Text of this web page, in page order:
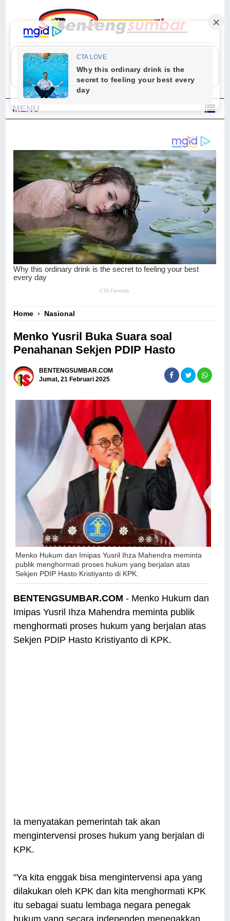
"Sesungguhnya Allah dan para malaikat-Nya berselawat untuk Nabi.
Wahai orang-orang yang beriman, berselawatlah kamu untuk Nabi dan
ucapkanlah salam dengan penuh penghormatan kepadanya." (Qs. Al
Ahzab Ayat 56)
MENU
Home › Nasional
Menko Yusril Buka Suara soal
Penahanan Sekjen PDIP Hasto
BENTENGSUMBAR.COM
Jumat, 21 Februari 2025
Menko Hukum dan Imipas Yusril Ihza Mahendra meminta
publik menghormati proses hukum yang berjalan atas
Sekjen PDIP Hasto Kristiyanto di KPK.
BENTENGSUMBAR.COM - Menko Hukum dan
Imipas Yusril Ihza Mahendra meminta publik
menghormati proses hukum yang berjalan atas
Sekjen PDIP Hasto Kristiyanto di KPK.
Ia menyatakan pemerintah tak akan
mengintervensi proses hukum yang berjalan di
KPK.
"Ya kita enggak bisa mengintervensi apa yang
dilakukan oleh KPK dan kita menghormati KPK
itu sebagai suatu lembaga negara penegak